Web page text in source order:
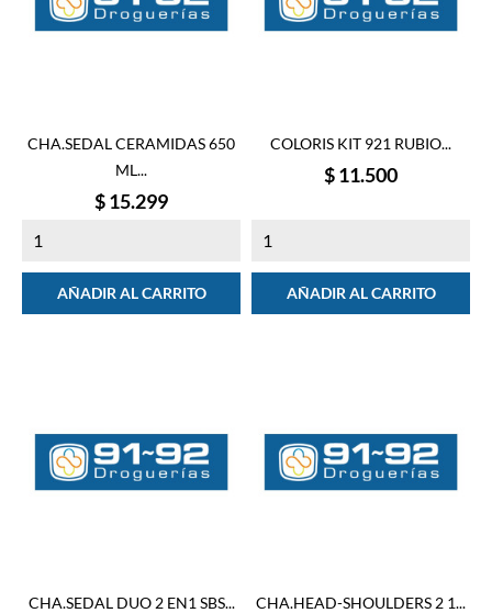
CHA.SEDAL CERAMIDAS 650
ML...
Precio
$ 15.299
AÑADIR AL CARRITO
COLORIS KIT 921 RUBIO...
Precio
$ 11.500
AÑADIR AL CARRITO
CHA.SEDAL DUO 2 EN1 SBS... CHA.HEAD-SHOULDERS 2 1...